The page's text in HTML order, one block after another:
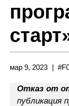
мар 9, 2023
Отказ от
публикация